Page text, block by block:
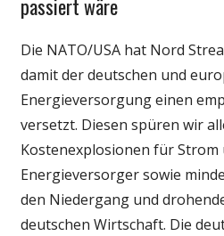
passiert wäre
Die NATO/USA hat Nord
damit der deutschen und
Energieversorgung einen
versetzt. Diesen spüren wir
Kostenexplosionen für Strom
Energieversorger sowie
den Niedergang und
deutschen Wirtschaft. Die